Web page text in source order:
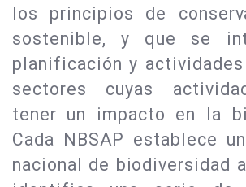
los principios de
sostenible, y que se
planificación y
sectores cuyas
tener un impacto en la
Cada NBSAP establece
nacional de biodiversidad